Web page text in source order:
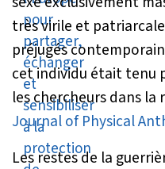
très virile et
préjugés
cet individu était tenu
les chercheurs dans la
Journal of Physical
Les restes de la